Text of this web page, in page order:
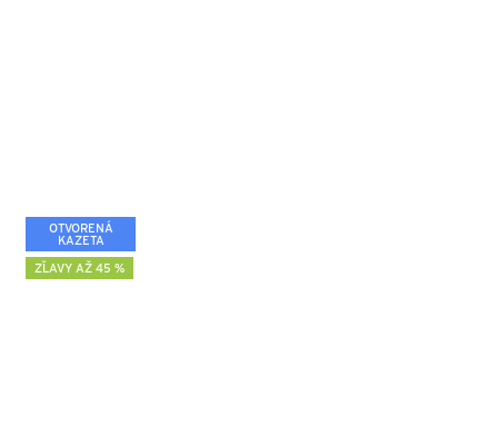
OTVORENÁ
KAZETA
ZĽAVY AŽ 45 %